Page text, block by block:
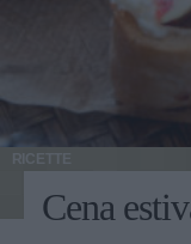
RICETTE
Cena